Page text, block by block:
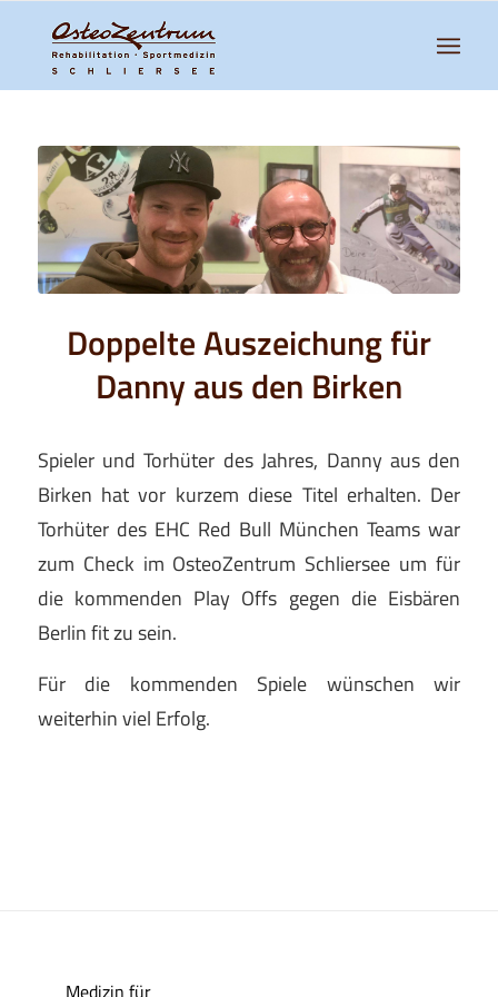
Doppelte Auszeichung für
Danny aus den Birken
Spieler und Torhüter des Jahres, Danny aus den
Birken hat vor kurzem diese Titel erhalten. Der
Torhüter des EHC Red Bull München Teams war
zum Check im OsteoZentrum Schliersee um für
die kommenden Play Offs gegen die Eisbären
Berlin fit zu sein.
Für die kommenden Spiele wünschen wir
weiterhin viel Erfolg.
Medizin für